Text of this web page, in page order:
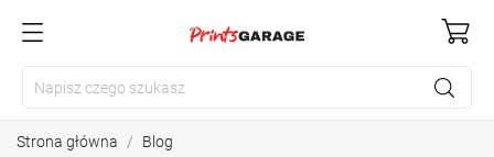
Strona główna Blog